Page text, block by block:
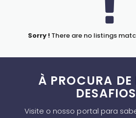
Sorry ! There are no listings
À PROCURA
Visite o nosso portal para